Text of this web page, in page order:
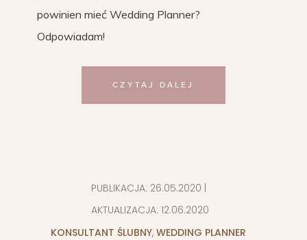
powinien mieć Wedding Planner?
Odpowiadam!
CZYTAJ DALEJ
PUBLIKACJA: 26.05.2020 |
AKTUALIZACJA: 12.06.2020
KONSULTANT ŚLUBNY, WEDDING PLANNER